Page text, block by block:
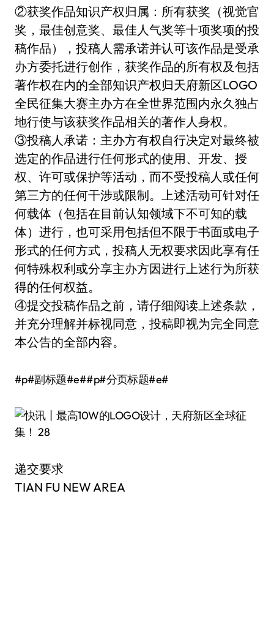
②获奖作品知识产权归属：所有获奖（视觉官
奖，最佳创意奖、最佳人气奖等十项奖项的投
稿作品），投稿人需承诺并认可该作品是受承
办方委托进行创作，获奖作品的所有权及包括
著作权在内的全部知识产权归天府新区LOGO
全民征集大赛主办方在全世界范围内永久独占
地行使与该获奖作品相关的著作人身权。
③投稿人承诺：主办方有权自行决定对最终被
选定的作品进行任何形式的使用、开发、授
权、许可或保护等活动，而不受投稿人或任何
第三方的任何干涉或限制。上述活动可针对任
何载体（包括在目前认知领域下不可知的载
体）进行，也可采用包括但不限于书面或电子
形式的任何方式，投稿人无权要求因此享有任
何特殊权利或分享主办方因进行上述行为所获
得的任何权益。
④提交投稿作品之前，请仔细阅读上述条款，
并充分理解并标视同意，投稿即视为完全同意
本公告的全部内容。
#p#副标题#e##p#分页标题#e#
递交要求
TIAN FU NEW AREA